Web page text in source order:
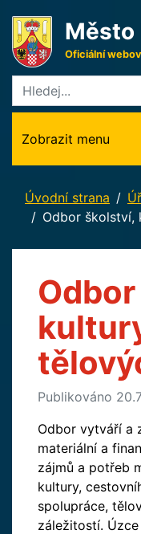
Město
Oficiální
Zobrazit menu
Úvodní strana
Odbor školství,
Publikováno
Odbor vytváří a
materiální a
zájmů a potřeb
kultury,
spolupráce,
záležitostí.